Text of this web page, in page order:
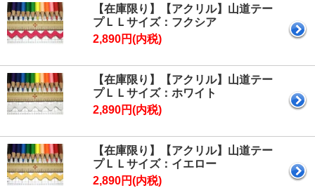
【在庫限り】【アクリル】山道テー
プＬＬサイズ：フクシア
2,890円(内税)
【在庫限り】【アクリル】山道テー
プＬＬサイズ：ホワイト
2,890円(内税)
【在庫限り】【アクリル】山道テー
プＬＬサイズ：イエロー
2,890円(内税)